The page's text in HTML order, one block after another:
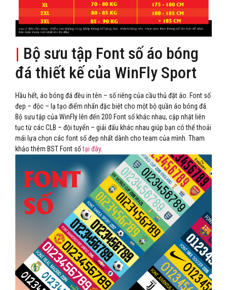
| Bộ sưu tập Font số áo bóng
đá thiết kế của WinFly Sport
Hầu hết, áo bóng đá đều in tên – số riêng của cầu thủ đặt áo. Font số
đẹp – độc – lạ tạo điểm nhấn đặc biệt cho một bộ quần áo bóng đá.
Bộ sưu tập của WinFly lên đến 200 Font số khác nhau, cập nhật liên
tục từ các CLB – đội tuyển – giải đấu khác nhau giúp bạn có thể thoải
mái lựa chọn các font số đẹp nhất dành cho team của mình. Tham
khảo thêm BST Font sốtại đây.